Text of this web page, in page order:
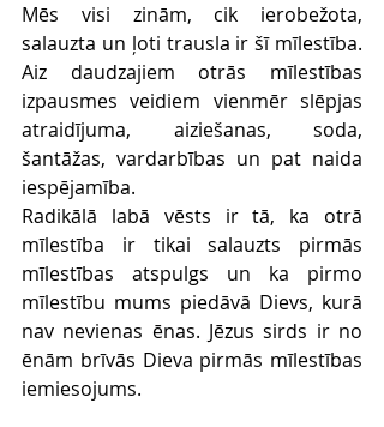
Mēs visi zinām, cik ierobežota,
salauzta un ļoti trausla ir šī mīlestība.
Aiz daudzajiem otrās mīlestības
izpausmes veidiem vienmēr slēpjas
atraidījuma, aiziešanas, soda,
šantāžas, vardarbības un pat naida
iespējamība.
Radikālā labā vēsts ir tā, ka otrā
mīlestība ir tikai salauzts pirmās
mīlestības atspulgs un ka pirmo
mīlestību mums piedāvā Dievs, kurā
nav nevienas ēnas. Jēzus sirds ir no
ēnām brīvās Dieva pirmās mīlestības
iemiesojums.